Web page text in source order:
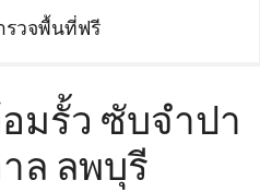
รวจพื้นที่ฟรี
มรั้ว ซับจำปา
ล ลพบุรี